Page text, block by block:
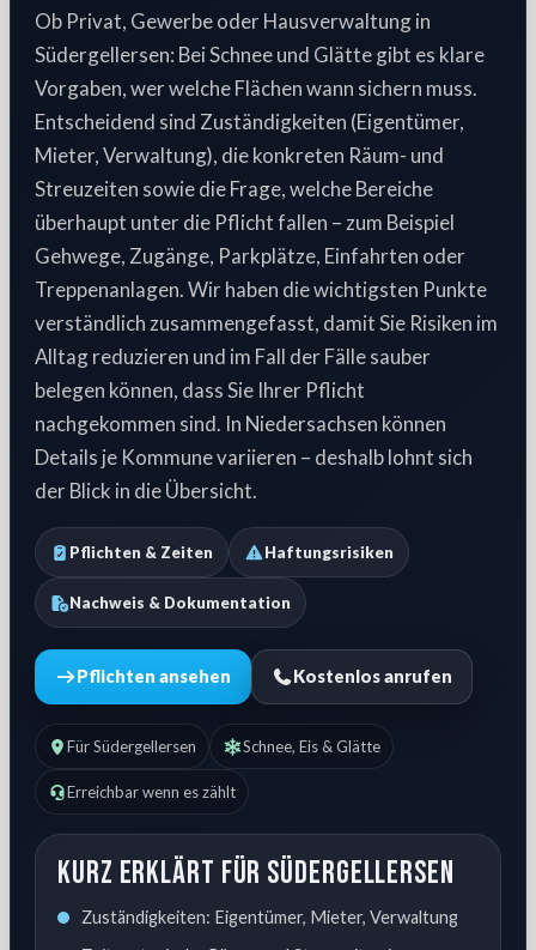
Ob Privat, Gewerbe oder Hausverwaltung in
Südergellersen: Bei Schnee und Glätte gibt es klare
Vorgaben, wer welche Flächen wann sichern muss.
Entscheidend sind Zuständigkeiten (Eigentümer,
Mieter, Verwaltung), die konkreten Räum- und
Streuzeiten sowie die Frage, welche Bereiche
überhaupt unter die Pflicht fallen – zum Beispiel
Gehwege, Zugänge, Parkplätze, Einfahrten oder
Treppenanlagen. Wir haben die wichtigsten Punkte
verständlich zusammengefasst, damit Sie Risiken im
Alltag reduzieren und im Fall der Fälle sauber
belegen können, dass Sie Ihrer Pflicht
nachgekommen sind. In Niedersachsen können
Details je Kommune variieren – deshalb lohnt sich
der Blick in die Übersicht.
Pflichten & Zeiten Haftungsrisiken
Nachweis & Dokumentation
Pflichten ansehen Kostenlos anrufen
Für Südergellersen Schnee, Eis & Glätte
Erreichbar wenn es zählt
Kurz erklärt für Südergellersen
Zuständigkeiten: Eigentümer, Mieter, Verwaltung